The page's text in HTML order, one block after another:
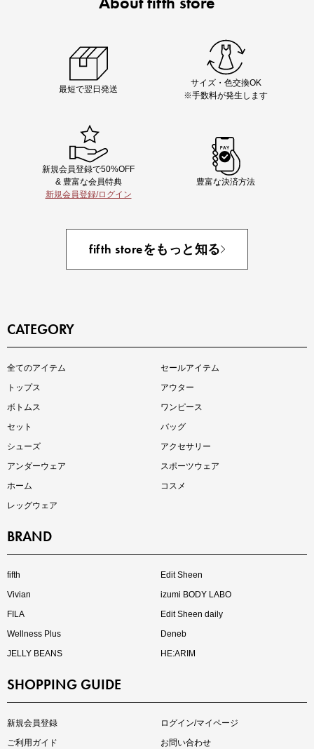
即戦力アイテム続々対象
大人の着映えアイテム5選
最短で翌日発送
サイズ・色交換OK
※手数料が発生します
新規会員登録で50%OFF
& 豊富な会員特典
新規会員登録/ログイン
豊富な決済方法
fifth storeをもっと知る
CATEGORY
全てのアイテム
セールアイテム
トップス
アウター
ボトムス
ワンピース
セット
バッグ
シューズ
アクセサリー
アンダーウェア
スポーツウェア
ホーム
コスメ
レッグウェア
BRAND
fifth
Edit Sheen
Vivian
izumi BODY LABO
FILA
Edit Sheen daily
Wellness Plus
Deneb
JELLY BEANS
HE:ARIM
SHOPPING GUIDE
新規会員登録
ログイン/マイページ
ご利用ガイド
お問い合わせ